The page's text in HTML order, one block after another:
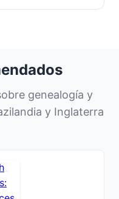
genealogía y
y Inglaterra